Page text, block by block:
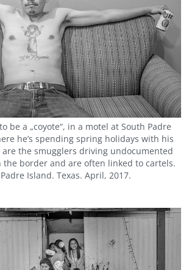
be a „coyote“, in a motel at South Padre
he’s spending spring holidays with his
are the smugglers driving undocumented
border and are often linked to cartels.
Island. Texas. April, 2017.